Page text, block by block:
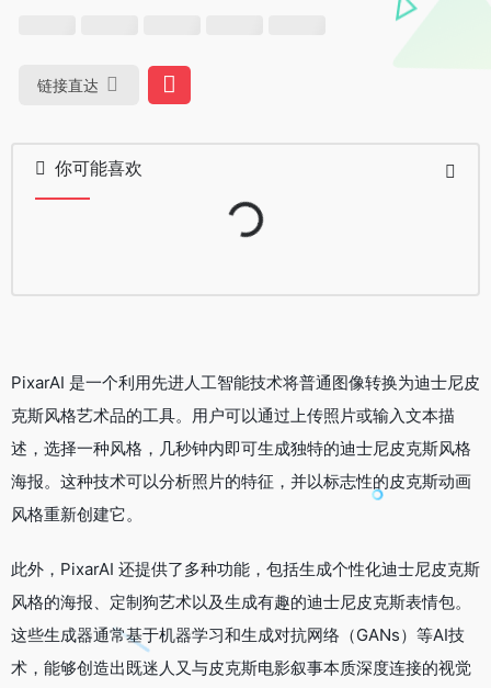
链接直达
你可能喜欢
Loading...
PixarAI 是一个利用先进人工智能技术将普通图像转换为迪士尼皮
克斯风格艺术品的工具。用户可以通过上传照片或输入文本描
述，选择一种风格，几秒钟内即可生成独特的迪士尼皮克斯风格
海报。这种技术可以分析照片的特征，并以标志性的皮克斯动画
风格重新创建它。
此外，PixarAI 还提供了多种功能，包括生成个性化迪士尼皮克斯
风格的海报、定制狗艺术以及生成有趣的迪士尼皮克斯表情包。
这些生成器通常基于机器学习和生成对抗网络（GANs）等AI技
术，能够创造出既迷人又与皮克斯电影叙事本质深度连接的视觉